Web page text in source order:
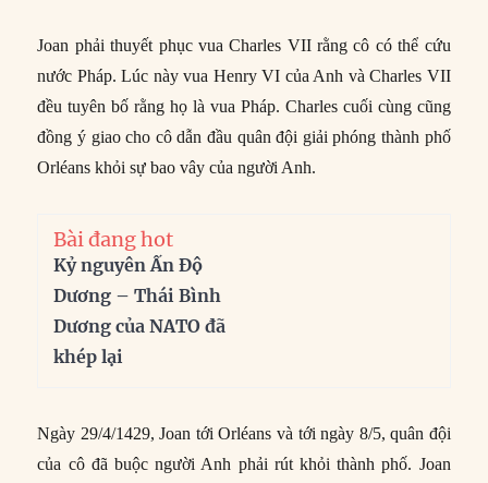
Joan phải thuyết phục vua Charles VII rằng cô có thể cứu
nước Pháp. Lúc này vua Henry VI của Anh và Charles VII
đều tuyên bố rằng họ là vua Pháp. Charles cuối cùng cũng
đồng ý giao cho cô dẫn đầu quân đội giải phóng thành phố
Orléans khỏi sự bao vây của người Anh.
Bài đang hot
Kỷ nguyên Ấn Độ
Dương – Thái Bình
Dương của NATO đã
khép lại
Ngày 29/4/1429, Joan tới Orléans và tới ngày 8/5, quân đội
của cô đã buộc người Anh phải rút khỏi thành phố. Joan